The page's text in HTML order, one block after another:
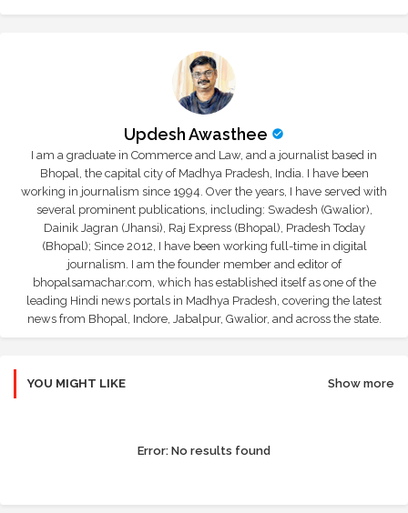
Updesh Awasthee
I am a graduate in Commerce and Law, and a journalist based in
Bhopal, the capital city of Madhya Pradesh, India. I have been
working in journalism since 1994. Over the years, I have served with
several prominent publications, including: Swadesh (Gwalior),
Dainik Jagran (Jhansi), Raj Express (Bhopal), Pradesh Today
(Bhopal); Since 2012, I have been working full-time in digital
journalism. I am the founder member and editor of
bhopalsamachar.com, which has established itself as one of the
leading Hindi news portals in Madhya Pradesh, covering the latest
news from Bhopal, Indore, Jabalpur, Gwalior, and across the state.
YOU MIGHT LIKE Show more
Error: No results found